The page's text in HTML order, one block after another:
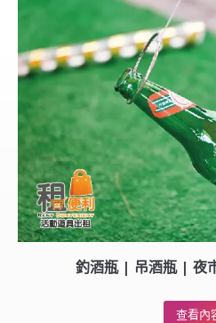
釣酒瓶 | 吊酒瓶 | 夜
查看內